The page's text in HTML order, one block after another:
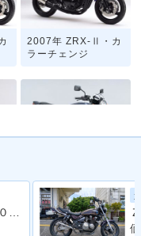
2007年 ZRX-Ⅱ・カ
ラーチェンジ
イナーチェンジ